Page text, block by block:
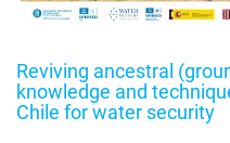
Reviving ancestral
knowledge and
Chile for water security